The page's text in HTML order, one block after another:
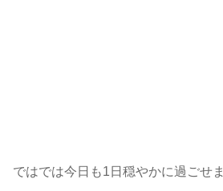
ではでは今日も1日穏やかに過ごせ